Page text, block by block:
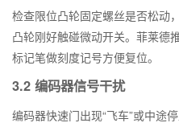
检查限位凸轮固定螺丝是否松动
凸轮刚好触碰微动开关。菲莱德
标记笔做刻度记号方便复位。
3.2 编码器信号干扰
编码器快速门出现“飞车”或中途